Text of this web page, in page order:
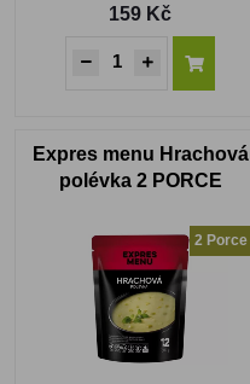
159 Kč
Expres menu Hrachová
polévka 2 PORCE
2 Porce